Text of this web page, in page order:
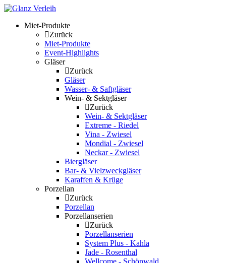
Skip
contentMiet-Produkte
Zurück
Miet-Produkte
Event-Highlights
Gläser
Zurück
Gläser
Wasser- & Saftgläser
Wein- & Sektgläser
Zurück
Wein- & Sektgläser
Extreme - Riedel
Vina - Zwiesel
Mondial - Zwiesel
Neckar - Zwiesel
Biergläser
Bar- & Vielzweckgläser
Karaffen & Krüge
Porzellan
Zurück
Porzellan
Porzellanserien
Zurück
Porzellanserien
System Plus - Kahla
Jade - Rosenthal
Wellcome - Schönwald